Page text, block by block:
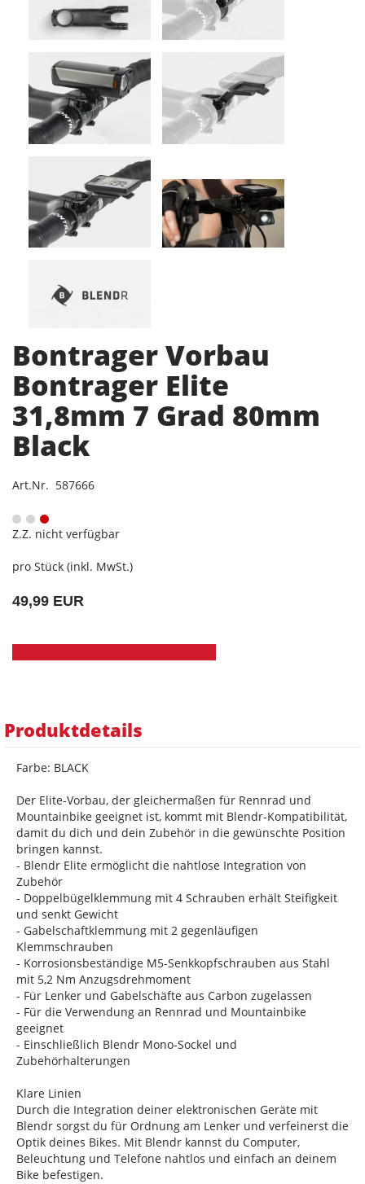
Bontrager Vorbau
Bontrager Elite
31,8mm 7 Grad 80mm
Black
Art.Nr. 587666
Z.Z. nicht verfügbar
pro Stück (inkl. MwSt.)
49,99 EUR
Produktdetails
Farbe: BLACK
Der Elite-Vorbau, der gleichermaßen für Rennrad und
Mountainbike geeignet ist, kommt mit Blendr-Kompatibilität,
damit du dich und dein Zubehör in die gewünschte Position
bringen kannst.
- Blendr Elite ermöglicht die nahtlose Integration von
Zubehör
- Doppelbügelklemmung mit 4 Schrauben erhält Steifigkeit
und senkt Gewicht
- Gabelschaftklemmung mit 2 gegenläufigen
Klemmschrauben
- Korrosionsbeständige M5-Senkkopfschrauben aus Stahl
mit 5,2 Nm Anzugsdrehmoment
- Für Lenker und Gabelschäfte aus Carbon zugelassen
- Für die Verwendung an Rennrad und Mountainbike
geeignet
- Einschließlich Blendr Mono-Sockel und
Zubehörhalterungen
Klare Linien
Durch die Integration deiner elektronischen Geräte mit
Blendr sorgst du für Ordnung am Lenker und verfeinerst die
Optik deines Bikes. Mit Blendr kannst du Computer,
Beleuchtung und Telefone nahtlos und einfach an deinem
Bike befestigen.